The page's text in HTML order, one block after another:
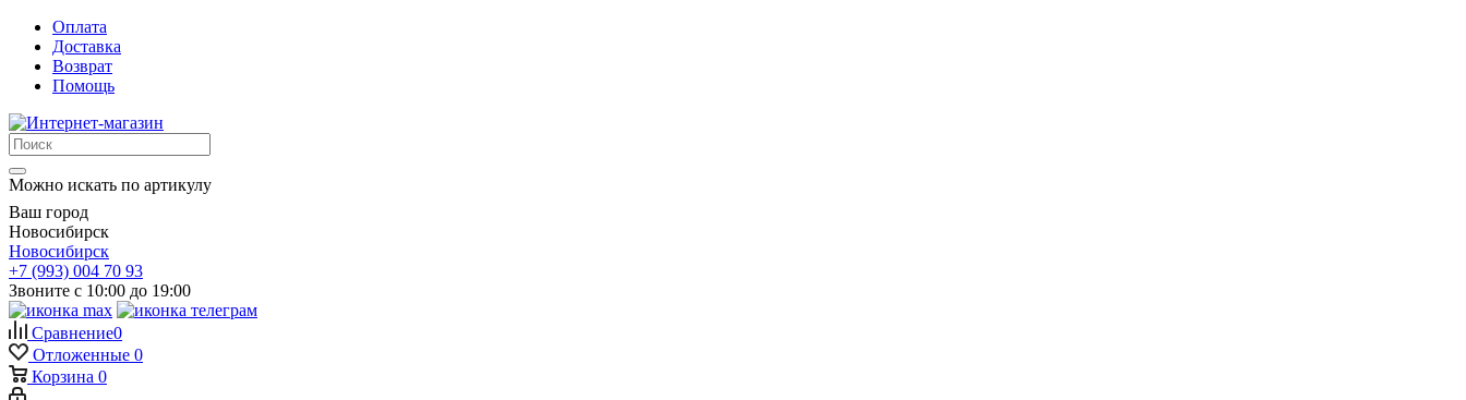
Оплата
Доставка
Возврат
Помощь
Можно искать по артикулу
Ваш город
Новосибирск
Новосибирск
+7 (993) 004 70 93
Звоните с 10:00 до 19:00
Сравнение0
Отложенные 0
Корзина 0